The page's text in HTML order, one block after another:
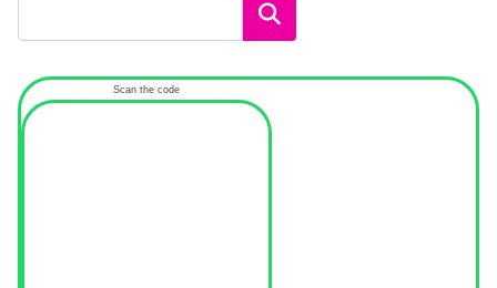
Ara
Scan the code